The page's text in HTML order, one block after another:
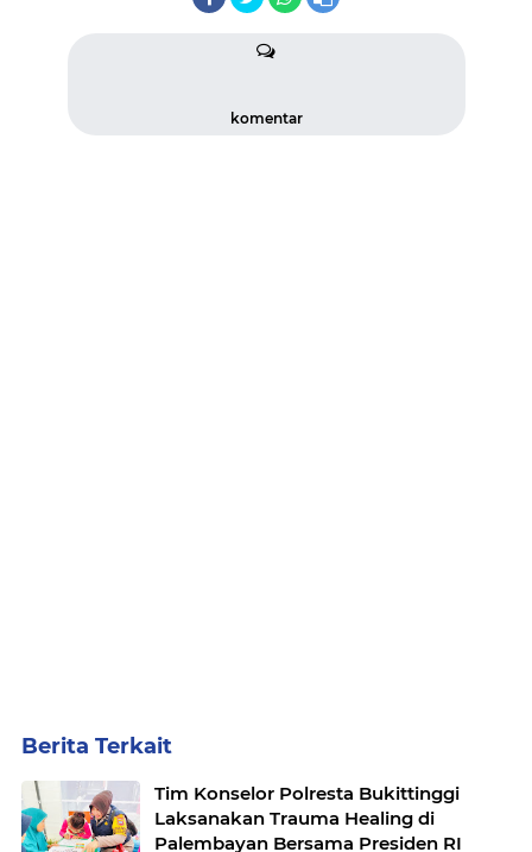
komentar
Berita Terkait
Tim Konselor Polresta Bukittinggi
Laksanakan Trauma Healing di
Palembayan Bersama Presiden RI